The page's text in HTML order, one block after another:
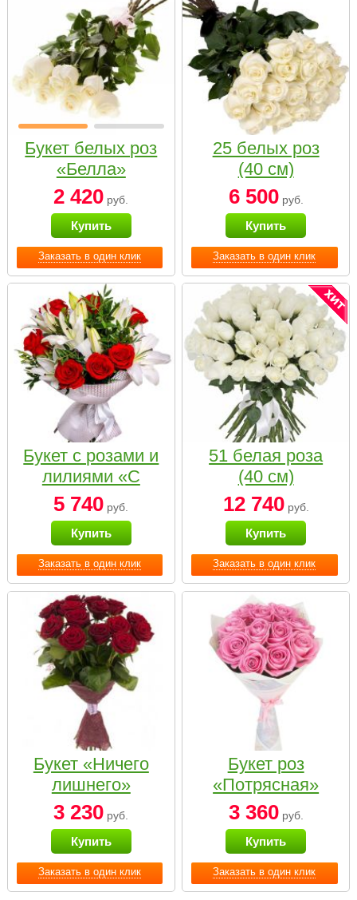
Заказать в один клик
Букет белых роз
«Белла»
2 420 руб.
Купить
Заказать в один клик
25 белых роз
(40 см)
6 500руб.
Купить
Заказать в один клик
Букет с розами и
лилиями «С
наилучшими
пожеланиями»
5 740 руб.
Купить
Заказать в один клик
51 белая роза
(40 см)
12 740руб.
Купить
Заказать в один клик
Букет «Ничего
лишнего»
3 230 руб.
Купить
Заказать в один клик
Букет роз
«Потрясная»
3 360руб.
Купить